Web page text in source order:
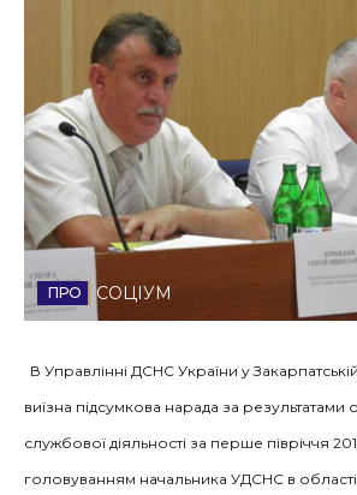
Соціум
Спорт
Стиль життя
Втрачений Ужгород
Втрачений Ужгород
ЗАКАРПАТСЬКІ НОВИНИ
НОВИНИ ЗАХІДНОЇ
СОЦІУМ
В Управлінні ДСНС України у
виїзна підсумкова нарада за результатами
службової діяльності за перше півріччя
головуванням начальника УДСНС в